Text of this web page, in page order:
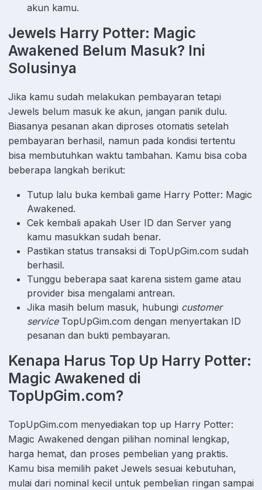
akun kamu.
Jewels Harry Potter: Magic
Awakened Belum Masuk? Ini
Solusinya
Jika kamu sudah melakukan pembayaran tetapi
Jewels belum masuk ke akun, jangan panik dulu.
Biasanya pesanan akan diproses otomatis setelah
pembayaran berhasil, namun pada kondisi tertentu
bisa membutuhkan waktu tambahan. Kamu bisa coba
beberapa langkah berikut:
Tutup lalu buka kembali game Harry Potter: Magic
Awakened.
Cek kembali apakah User ID dan Server yang
kamu masukkan sudah benar.
Pastikan status transaksi di TopUpGim.com sudah
berhasil.
Tunggu beberapa saat karena sistem game atau
provider bisa mengalami antrean.
Jika masih belum masuk, hubungi customer
serviceTopUpGim.com dengan menyertakan ID
pesanan dan bukti pembayaran.
Kenapa Harus Top Up Harry Potter:
Magic Awakened di
TopUpGim.com?
TopUpGim.com menyediakan top up Harry Potter:
Magic Awakened dengan pilihan nominal lengkap,
harga hemat, dan proses pembelian yang praktis.
Kamu bisa memilih paket Jewels sesuai kebutuhan,
mulai dari nominal kecil untuk pembelian ringan sampai